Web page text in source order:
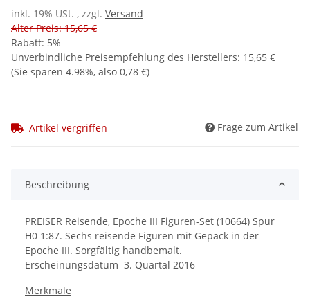
inkl. 19% USt. , zzgl. Versand
Alter Preis: 15,65 €
Rabatt: 5%
Unverbindliche Preisempfehlung des Herstellers: 15,65 €
(Sie sparen 4.98%, also 0,78 €)
Artikel vergriffen Frage zum Artikel
Beschreibung
PREISER Reisende, Epoche III Figuren-Set (10664) Spur
H0 1:87. Sechs reisende Figuren mit Gepäck in der
Epoche III. Sorgfältig handbemalt.
Erscheinungsdatum 3. Quartal 2016
Merkmale